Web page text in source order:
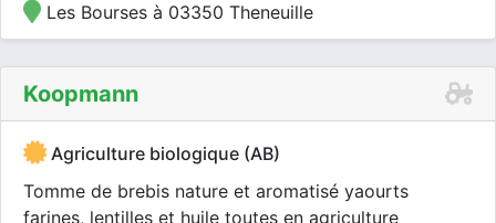
Les Bourses à 03350 Theneuille
Koopmann
Agriculture biologique (AB)
Tomme de brebis nature et aromatisé yaourts
farines, lentilles et huile toutes en agriculture